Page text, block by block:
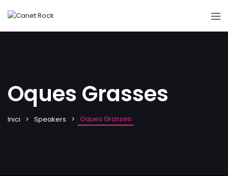
Oques Grasses
Inici Speakers Oques Grasses